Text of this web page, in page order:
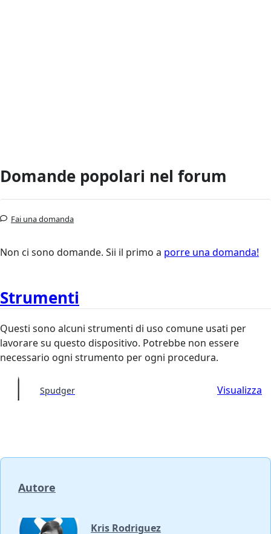
Domande popolari nel forum
Fai una domanda
Non ci sono domande. Sii il primo a porre una domanda!
Strumenti
Questi sono alcuni strumenti di uso comune usati per
lavorare su questo dispositivo. Potrebbe non essere
necessario ogni strumento per ogni procedura.
Spudger Visualizza
Autore
Kris Rodriguez